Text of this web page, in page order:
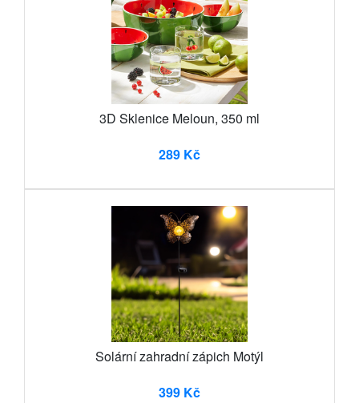
3D Sklenice Meloun, 350 ml
289 Kč
Solární zahradní zápich Motýl
399 Kč